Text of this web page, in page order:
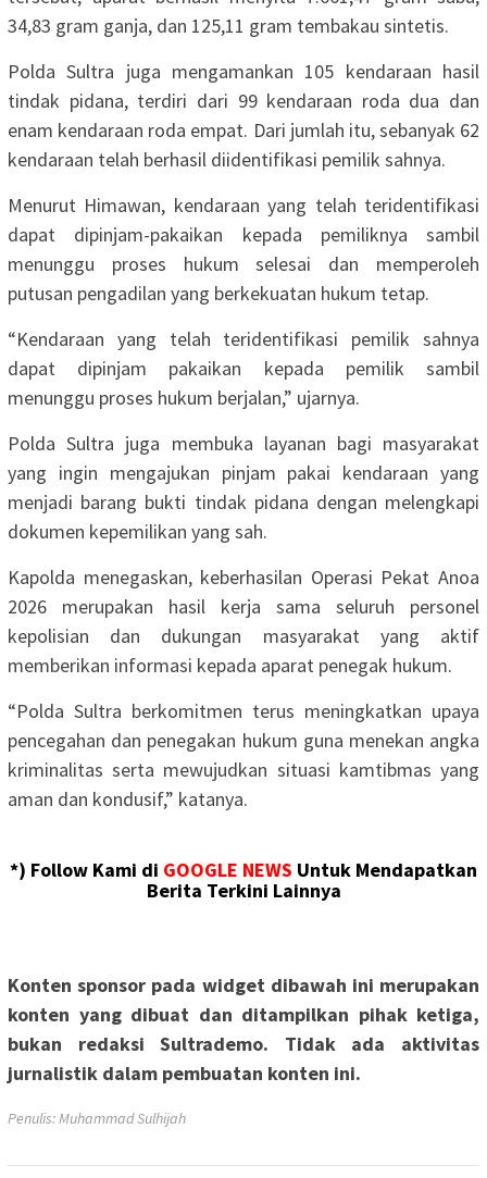
34,83 gram ganja, dan 125,11 gram tembakau sintetis.
Polda Sultra juga mengamankan 105 kendaraan hasil
tindak pidana, terdiri dari 99 kendaraan roda dua dan
enam kendaraan roda empat. Dari jumlah itu, sebanyak 62
kendaraan telah berhasil diidentifikasi pemilik sahnya.
Menurut Himawan, kendaraan yang telah teridentifikasi
dapat dipinjam-pakaikan kepada pemiliknya sambil
menunggu proses hukum selesai dan memperoleh
putusan pengadilan yang berkekuatan hukum tetap.
“Kendaraan yang telah teridentifikasi pemilik sahnya
dapat dipinjam pakaikan kepada pemilik sambil
menunggu proses hukum berjalan,” ujarnya.
Polda Sultra juga membuka layanan bagi masyarakat
yang ingin mengajukan pinjam pakai kendaraan yang
menjadi barang bukti tindak pidana dengan melengkapi
dokumen kepemilikan yang sah.
Kapolda menegaskan, keberhasilan Operasi Pekat Anoa
2026 merupakan hasil kerja sama seluruh personel
kepolisian dan dukungan masyarakat yang aktif
memberikan informasi kepada aparat penegak hukum.
“Polda Sultra berkomitmen terus meningkatkan upaya
pencegahan dan penegakan hukum guna menekan angka
kriminalitas serta mewujudkan situasi kamtibmas yang
aman dan kondusif,” katanya.
*) Follow Kami di GOOGLE NEWS Untuk Mendapatkan
Berita Terkini Lainnya
Konten sponsor pada widget dibawah ini merupakan
konten yang dibuat dan ditampilkan pihak ketiga,
bukan redaksi Sultrademo. Tidak ada aktivitas
jurnalistik dalam pembuatan konten ini.
Penulis: Muhammad Sulhijah